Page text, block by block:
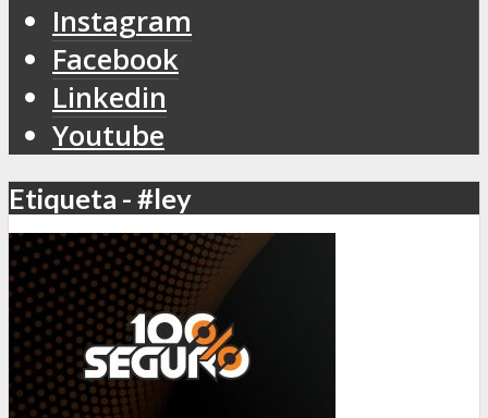
Instagram
Facebook
Linkedin
Youtube
Etiqueta - #ley